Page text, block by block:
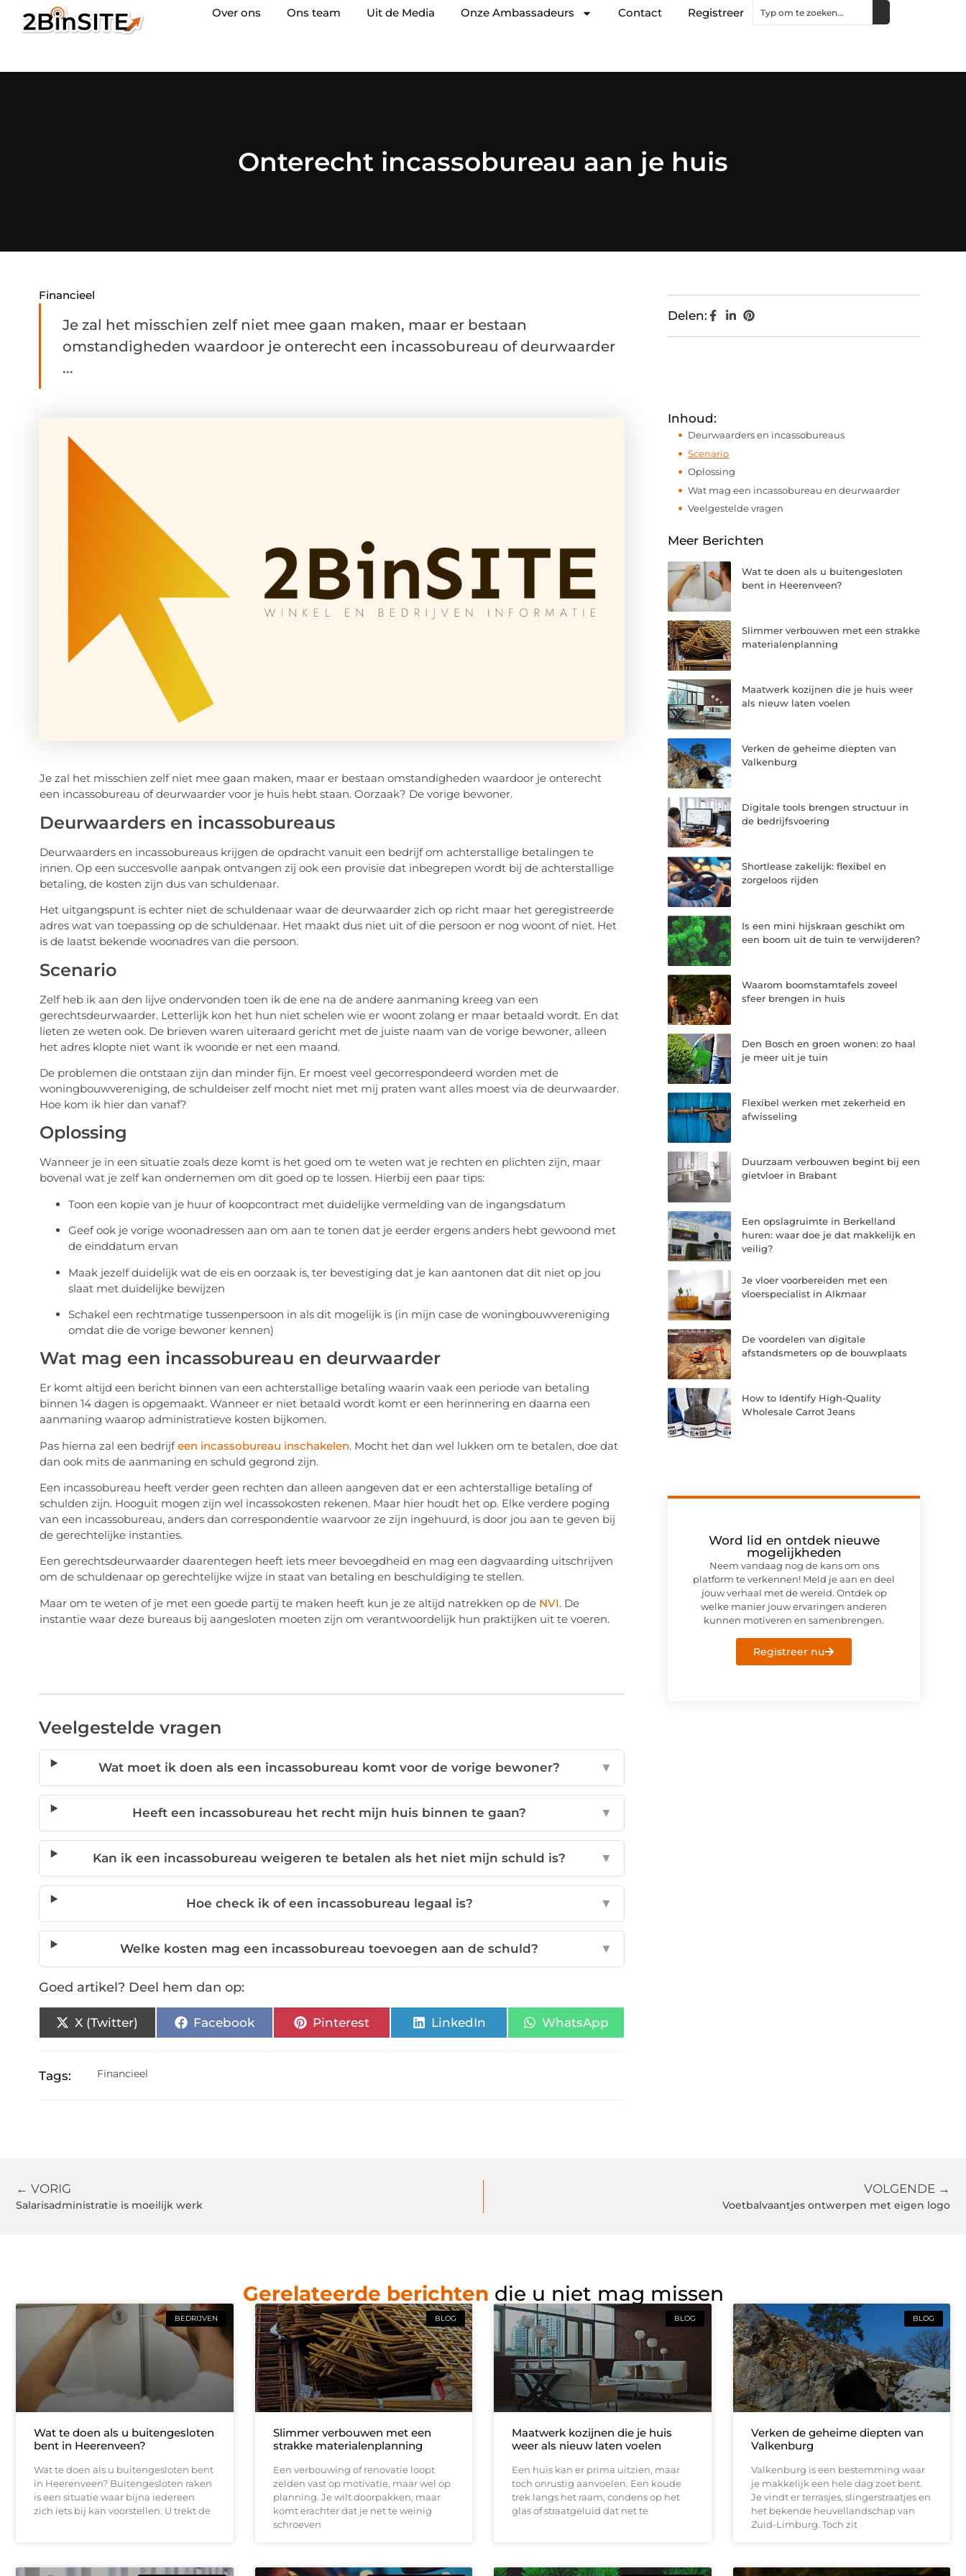
Over ons Ons team Uit de Media Onze Ambassadeurs Contact Registreer
Onterecht incassobureau aan je huis
Financieel
Je zal het misschien zelf niet mee gaan maken, maar er bestaan
omstandigheden waardoor je onterecht een incassobureau of deurwaarder
...
Je zal het misschien zelf niet mee gaan maken, maar er bestaan omstandigheden waardoor je onterecht
een incassobureau of deurwaarder voor je huis hebt staan. Oorzaak? De vorige bewoner.
Deurwaarders en incassobureaus
Deurwaarders en incassobureaus krijgen de opdracht vanuit een bedrijf om achterstallige betalingen te
innen. Op een succesvolle aanpak ontvangen zij ook een provisie dat inbegrepen wordt bij de achterstallige
betaling, de kosten zijn dus van schuldenaar.
Het uitgangspunt is echter niet de schuldenaar waar de deurwaarder zich op richt maar het geregistreerde
adres wat van toepassing op de schuldenaar. Het maakt dus niet uit of die persoon er nog woont of niet. Het
is de laatst bekende woonadres van die persoon.
Scenario
Zelf heb ik aan den lijve ondervonden toen ik de ene na de andere aanmaning kreeg van een
gerechtsdeurwaarder. Letterlijk kon het hun niet schelen wie er woont zolang er maar betaald wordt. En dat
lieten ze weten ook. De brieven waren uiteraard gericht met de juiste naam van de vorige bewoner, alleen
het adres klopte niet want ik woonde er net een maand.
De problemen die ontstaan zijn dan minder fijn. Er moest veel gecorrespondeerd worden met de
woningbouwvereniging, de schuldeiser zelf mocht niet met mij praten want alles moest via de deurwaarder.
Hoe kom ik hier dan vanaf?
Oplossing
Wanneer je in een situatie zoals deze komt is het goed om te weten wat je rechten en plichten zijn, maar
bovenal wat je zelf kan ondernemen om dit goed op te lossen. Hierbij een paar tips:
Toon een kopie van je huur of koopcontract met duidelijke vermelding van de ingangsdatum
Geef ook je vorige woonadressen aan om aan te tonen dat je eerder ergens anders hebt gewoond met
de einddatum ervan
Maak jezelf duidelijk wat de eis en oorzaak is, ter bevestiging dat je kan aantonen dat dit niet op jou
slaat met duidelijke bewijzen
Schakel een rechtmatige tussenpersoon in als dit mogelijk is (in mijn case de woningbouwvereniging
omdat die de vorige bewoner kennen)
Wat mag een incassobureau en deurwaarder
Er komt altijd een bericht binnen van een achterstallige betaling waarin vaak een periode van betaling
binnen 14 dagen is opgemaakt. Wanneer er niet betaald wordt komt er een herinnering en daarna een
aanmaning waarop administratieve kosten bijkomen.
Pas hierna zal een bedrijfeen incassobureau inschakelen. Mocht het dan wel lukken om te betalen, doe dat
dan ook mits de aanmaning en schuld gegrond zijn.
Een incassobureau heeft verder geen rechten dan alleen aangeven dat er een achterstallige betaling of
schulden zijn. Hooguit mogen zijn wel incassokosten rekenen. Maar hier houdt het op. Elke verdere poging
van een incassobureau, anders dan correspondentie waarvoor ze zijn ingehuurd, is door jou aan te geven bij
de gerechtelijke instanties.
Een gerechtsdeurwaarder daarentegen heeft iets meer bevoegdheid en mag een dagvaarding uitschrijven
om de schuldenaar op gerechtelijke wijze in staat van betaling en beschuldiging te stellen.
Maar om te weten of je met een goede partij te maken heeft kun je ze altijd natrekken op de NVI. De
instantie waar deze bureaus bij aangesloten moeten zijn om verantwoordelijk hun praktijken uit te voeren.
Veelgestelde vragen
Wat moet ik doen als een incassobureau komt voor de vorige bewoner? ▼
Heeft een incassobureau het recht mijn huis binnen te gaan? ▼
Kan ik een incassobureau weigeren te betalen als het niet mijn schuld is? ▼
Hoe check ik of een incassobureau legaal is? ▼
Welke kosten mag een incassobureau toevoegen aan de schuld? ▼
Goed artikel? Deel hem dan op:
X (Twitter) Facebook Pinterest LinkedIn WhatsApp
Tags: Financieel
Delen:
Inhoud:
Deurwaarders en incassobureaus
Scenario
Oplossing
Wat mag een incassobureau en deurwaarder
Veelgestelde vragen
Meer Berichten
Wat te doen als u buitengesloten
bent in Heerenveen?
Slimmer verbouwen met een strakke
materialenplanning
Maatwerk kozijnen die je huis weer
als nieuw laten voelen
Verken de geheime diepten van
Valkenburg
Digitale tools brengen structuur in
de bedrijfsvoering
Shortlease zakelijk: flexibel en
zorgeloos rijden
Is een mini hijskraan geschikt om
een boom uit de tuin te verwijderen?
Waarom boomstamtafels zoveel
sfeer brengen in huis
Den Bosch en groen wonen: zo haal
je meer uit je tuin
Flexibel werken met zekerheid en
afwisseling
Duurzaam verbouwen begint bij een
gietvloer in Brabant
Een opslagruimte in Berkelland
huren: waar doe je dat makkelijk en
veilig?
Je vloer voorbereiden met een
vloerspecialist in Alkmaar
De voordelen van digitale
afstandsmeters op de bouwplaats
How to Identify High-Quality
Wholesale Carrot Jeans
Word lid en ontdek nieuwe
mogelijkheden
Neem vandaag nog de kans om ons
platform te verkennen! Meld je aan en deel
jouw verhaal met de wereld. Ontdek op
welke manier jouw ervaringen anderen
kunnen motiveren en samenbrengen.
Registreer nu
← VORIG
Salarisadministratie is moeilijk werk
VOLGENDE →
Voetbalvaantjes ontwerpen met eigen logo
Gerelateerde berichten die u niet mag missen
BEDRIJVEN
Wat te doen als u buitengesloten
bent in Heerenveen?
Wat te doen als u buitengesloten bent
in Heerenveen? Buitengesloten raken
is een situatie waar bijna iedereen
zich iets bij kan voorstellen. U trekt de
BLOG
Slimmer verbouwen met een
strakke materialenplanning
Een verbouwing of renovatie loopt
zelden vast op motivatie, maar wel op
planning. Je wilt doorpakken, maar
komt erachter dat je net te weinig
schroeven
BLOG
Maatwerk kozijnen die je huis
weer als nieuw laten voelen
Een huis kan er prima uitzien, maar
toch onrustig aanvoelen. Een koude
trek langs het raam, condens op het
glas of straatgeluid dat net te
BLOG
Verken de geheime diepten van
Valkenburg
Valkenburg is een bestemming waar
je makkelijk een hele dag zoet bent.
Je vindt er terrasjes, slingerstraatjes en
het bekende heuvellandschap van
Zuid-Limburg. Toch zit